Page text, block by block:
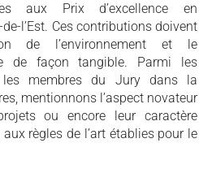
aux Prix d’excellence en
l’Est. Ces contributions doivent
de l’environnement et le
de façon tangible. Parmi les
membres du Jury dans la
mentionnons l’aspect novateur
ou encore leur caractère
règles de l’art établies pour le